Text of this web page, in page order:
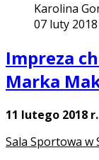
Karolina
07 luty 2018
Impreza
Marka
11 lutego 2018
Sala Sportowa w